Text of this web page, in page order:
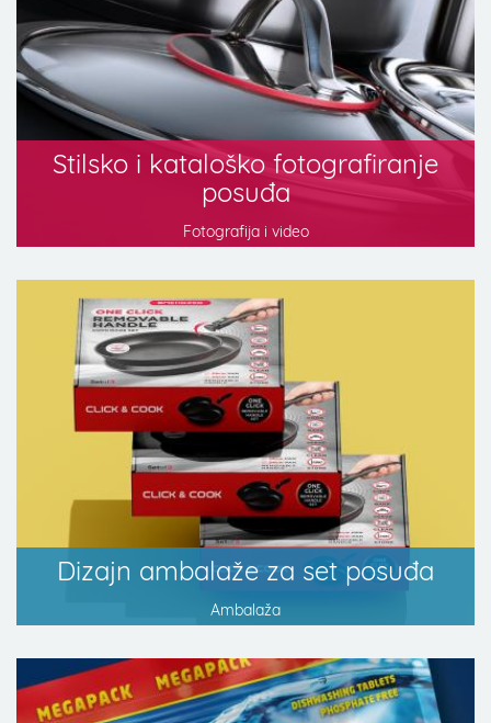
Stilsko i kataloško fotografiranje
posuđa
Fotografija i video
Dizajn ambalaže za set posuđa
Ambalaža